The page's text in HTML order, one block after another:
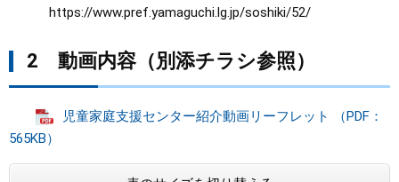
https://www.pref.yamaguchi.lg.jp/soshiki/52/
2 動画内容（別添チラシ参照）
児童家庭支援センター紹介動画リーフレット （PDF：
565KB）